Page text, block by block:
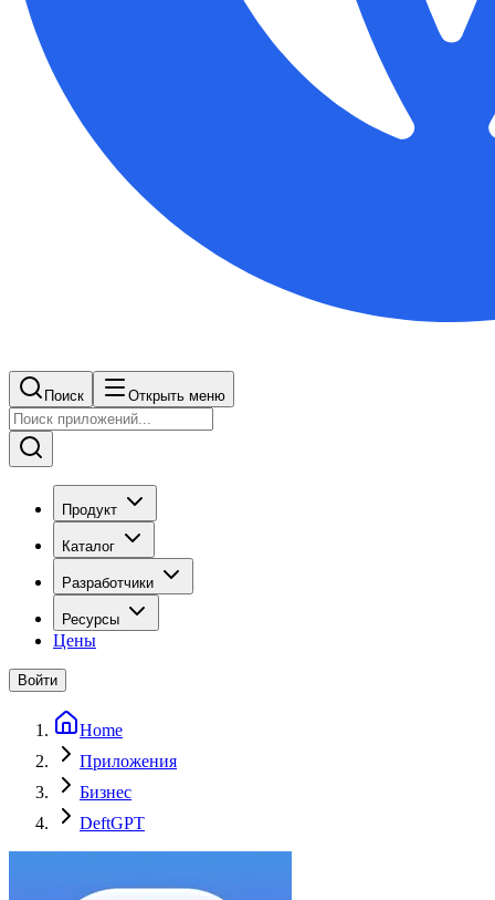
Поиск Открыть меню
Продукт
Каталог
Разработчики
Ресурсы
Цены
Войти
Home
Приложения
Бизнес
DeftGPT